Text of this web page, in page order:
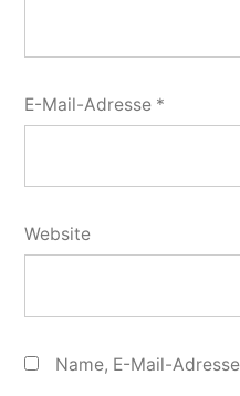
E-Mail-Adresse *
Website
Name, E-Mail-